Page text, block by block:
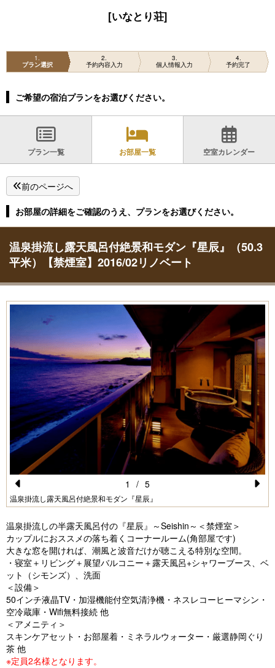
[いなとり荘]
1
プラン選択
2
予約内容入力
3
個人情報入力
4
予約完了
ご希望の宿泊プランをお選びください。
プラン一覧 お部屋一覧 空室カレンダー
前のページへ
お部屋の詳細をご確認のうえ、プランをお選びください。
温泉掛流し露天風呂付絶景和モダン『星辰』（50.3
平米）【禁煙室】2016/02リノベート
Pr
e
vi
o
u
s
温泉掛流し露天風呂付絶景和モダン『星辰』
1 / 5
温泉掛流しの半露天風呂付の『星辰』～Seishin～＜禁煙室＞
カップルにおススメの落ち着くコーナールーム(角部屋です)
大きな窓を開ければ、潮風と波音だけが聴こえる特別な空間。
・寝室＋リビング＋展望バルコニー＋露天風呂+シャワーブース、ベ
ット（シモンズ）、洗面
＜設備＞
50インチ液晶TV・加湿機能付空気清浄機・ネスレコーヒーマシン・
空冷蔵庫・Wifi無料接続 他
＜アメニティ＞
スキンケアセット・お部屋着・ミネラルウォーター・厳選静岡ぐり
茶 他
※定員2名様となります。